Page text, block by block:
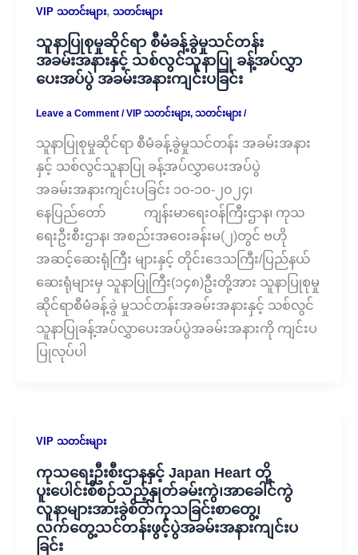
VIP သတင်းများ, သတင်းများ
သူနာပြုစုမှုဆိုင်ရာ စီမံခန့်ခွဲမှုသင်တန်း
အခမ်းအနားနှင့် သစ်လွင်သူနာပြု ခန့်အပ်လွှာ
ပေးအပ်ပွဲ အခမ်းအနားကျင်းပခြင်း
Leave a Comment /VIP သတင်းများ, သတင်းများ/
သူနာပြုစုမှုဆိုင်ရာ စီမံခန့်ခွဲမှုသင်တန်း အခမ်းအနား
နှင့် သစ်လွင်သူနာပြု ခန့်အပ်လွှာပေးအပ်ပွဲ
အခမ်းအနားကျင်းပခြင်း ၁၀-၁၀-၂၀၂၄၊
နေပြည်တော် ကျန်းမာရေးဝန်ကြီးဌာန၊ ကုသ
ရေးဦးစီးဌာန၊ အစည်းအဝေးခန်းမ(၂)တွင် ဗဟို
အဆင့်ဆေးရုံကြီး များနှင့် တိုင်းဒေသကြီး/ပြည်နယ်
ဆေးရုံများမှ သူနာပြုကြီး(၁၄၈)ဦးတို့အား သူနာပြုစုမှု
ဆိုင်ရာစီမံခန့်ခွဲ မှုသင်တန်းအခမ်းအနားနှင့် သစ်လွင်
သူနာပြုခန့်အပ်လွှာပေးအပ်ပွဲအခမ်းအနားကို ကျင်းပ
ပြုလုပ်ပါ
VIP သတင်းများ
ကုသရေးဦးစီးဌာနနှင့် Japan Heart တို့
ပူးပေါင်းစီစဉ်သည့်နှုတ်ခမ်းကွဲ၊အာခေါင်ကွဲ
လူနာများအားခွဲစိတ်ကုသခြင်းစာတွေ့၊
လက်တွေ့သင်တန်းဖွင့်ပွဲအခမ်းအနားကျင်းပ
ခြင်း